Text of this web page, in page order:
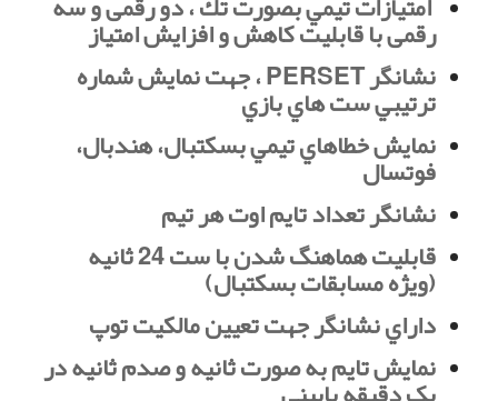
رقمی با قابليت كاهش و افزايش امتياز
نشانگر PERSET ، جهت نمايش شماره
ترتيبي ست هاي بازي
نمايش خطاهاي تيمي بسكتبال، هندبال،
فوتسال
نشانگر تعداد تايم اوت هر تيم
قابليت هماهنگ شدن با ست 24 ثانيه
(ويژه مسابقات بسكتبال)
داراي نشانگر جهت تعيين مالكيت توپ
نمايش تايم به صورت ثانيه و صدم ثانيه در